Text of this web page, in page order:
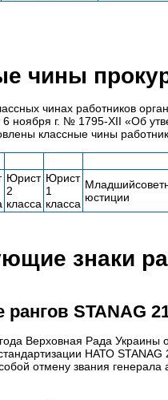
чины
чинах работников
ноября г. № 1795-XII «Об
классные чины
Юрист
2
класса
Юрист
1
класса юстиции
знаки
STANAG
Верховная Рада Украины
стандартизации НАТО
отмену звания